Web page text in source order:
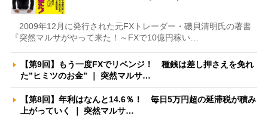
2009年12月に発行された元FXトレーダー・磯貝清明氏の著書
『突然マルサがやって来た！～FXで10億円稼い…
【第9回】もう一度FXでリベンジ！ 種銭は差し押さえを免れ
た”ヒミツのお金” ｜ 突然マルサ…
【第8回】年利はなんと14.6％！ 毎日5万円超の延滞税が積み
上がっていく ｜ 突然マルサ…